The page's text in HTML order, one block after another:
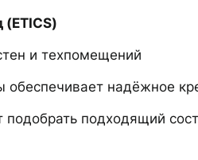
и техпомещений
надёжное
подходящий